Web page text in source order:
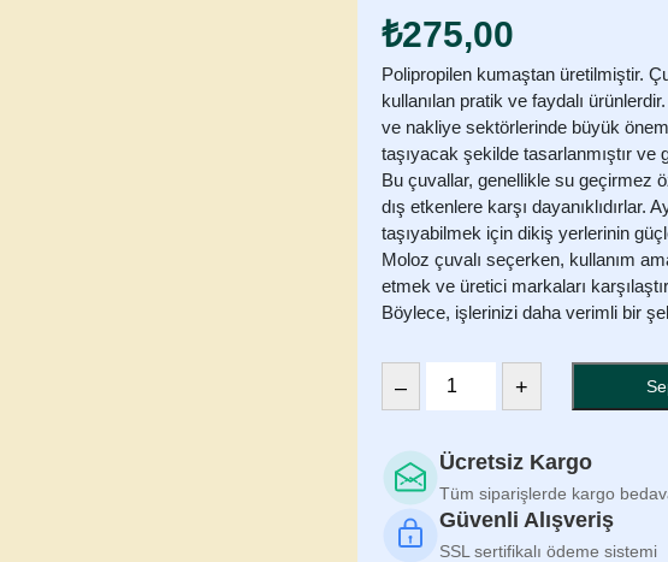
₺275,00
Polipropilen kumaştan üretilmiştir.
kullanılan pratik ve faydalı
ve nakliye sektörlerinde büyük
taşıyacak şekilde tasarlanmıştır ve
Bu çuvallar, genellikle su geçirmez
dış etkenlere karşı dayanıklıdırlar.
taşıyabilmek için dikiş yerlerinin
Moloz çuvalı seçerken, kullanım
etmek ve üretici markaları
Böylece, işlerinizi daha verimli bir
Boy)
55x86
cm
– +
Ücretsiz Kargo
Tüm siparişlerde kargo
Güvenli Alışveriş
SSL sertifikalı ödeme sistemi